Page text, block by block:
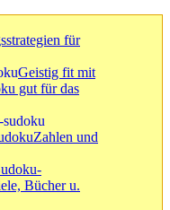
für
Geistig fit mit
gut für das
Zahlen und
Bücher u.